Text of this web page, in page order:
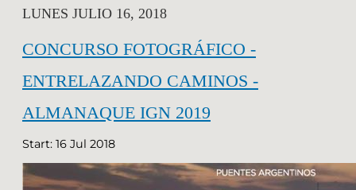
LUNES JULIO 16, 2018
CONCURSO FOTOGRÁFICO -
ENTRELAZANDO CAMINOS -
ALMANAQUE IGN 2019
Start: 16 Jul 2018